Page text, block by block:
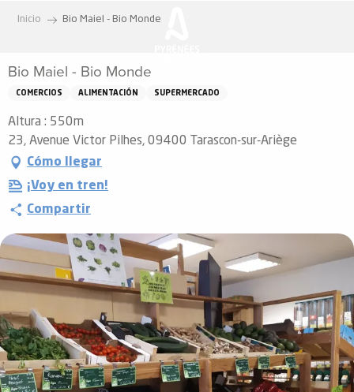
principal
Inicio Bio Maiel - Bio Monde
Bio Maiel - Bio Monde
COMERCIOS ALIMENTACIÓN SUPERMERCADO
Altura : 550m
23, Avenue Victor Pilhes, 09400 Tarascon-sur-Ariège
Cómo llegar
¡Voy en tren!
Compartir